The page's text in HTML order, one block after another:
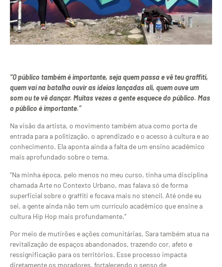
“O público também é importante, seja quem passa e vê teu graffiti,
quem vai na batalha ouvir as ideias lançadas ali, quem ouve um
som ou te vê dançar. Muitas vezes a gente esquece do público. Mas
o público é importante.”
Na visão da artista, o movimento também atua como porta de
entrada para a politização, o aprendizado e o acesso à cultura e ao
conhecimento. Ela aponta ainda a falta de um ensino acadêmico
mais aprofundado sobre o tema.
“Na minha época, pelo menos no meu curso, tinha uma disciplina
chamada Arte no Contexto Urbano, mas falava só de forma
superficial sobre o graffiti e focava mais no stencil. Até onde eu
sei, a gente ainda não tem um currículo acadêmico que ensine a
cultura Hip Hop mais profundamente.”
Por meio de mutirões e ações comunitárias, Sara também atua na
revitalização de espaços abandonados, trazendo cor, afeto e
ressignificação para os territórios. Esse processo impacta
diretamente os moradores, fortalecendo o senso de